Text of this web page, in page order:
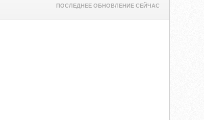
ПОСЛЕДНЕЕ ОБНОВЛЕНИЕ СЕЙЧАС